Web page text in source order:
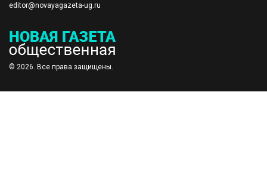
editor@novayagazeta-ug.ru
© 2026. Все права защищены.